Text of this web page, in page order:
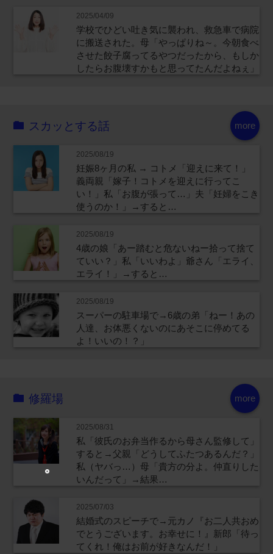
2025/04/09
学校でひどい吐き気に襲われ、救急車で病院
に搬送された。母「やっぱりね～。今朝食べ
させた餃子腐ってるやつだったから、もしか
したらお腹壊すかもと思ってたんだよねぇ」
more
スカッとする話
2025/08/19
妊娠8ヶ月の私 → コトメ「迎えに来て！」
義両親「嫁子！コトメを迎えに行ってこ
い！」私「お腹が張って…」夫「妊婦をこき
使うのか！」→すると…
2025/08/19
4歳の娘「あー踏むと危ないねー拾って捨て
ていい？」私「いいわよ」爺さん「エライ、
エライ！」→すると…
2025/08/19
スーパーの駐車場で→6歳の弟「ねー！あの
人達、お体悪くないのにあそこに停めてる
よ！いいの！？」
more
修羅場
2025/08/31
私「彼氏のお弁当作るから母さん監修して」
すると→父親「どうしてふたつあるんだ？」
私（ヤバっ…）母「貴方の分よ。仲直りした
いんだって」→結果…
2025/07/03
結婚式のスピーチで→元カノ『お二人共おめ
でとうございます。お幸せに！』新郎「待っ
てくれ！俺はお前が好きなんだ！」